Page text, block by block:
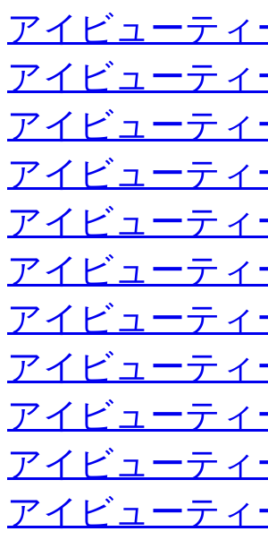
アイビューテ
アイビューテ
アイビューテ
アイビューテ
アイビューテ
アイビューテ
アイビューテ
アイビューテ
アイビューテ
アイビューテ
アイビューテ